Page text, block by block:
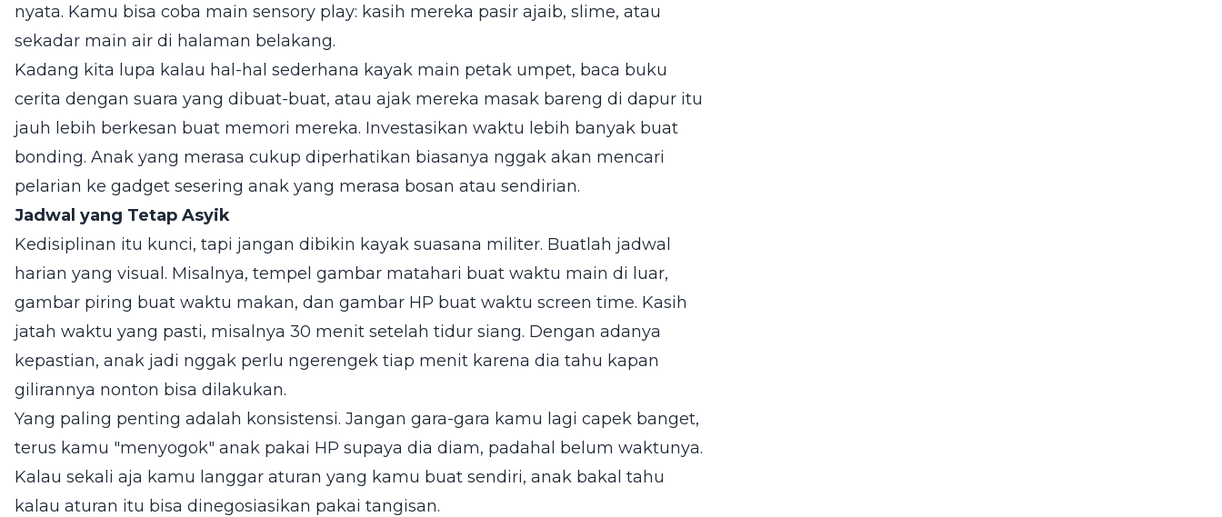
nyata. Kamu bisa coba main sensory play: kasih mereka pasir ajaib, slime, atau
sekadar main air di halaman belakang.
Kadang kita lupa kalau hal-hal sederhana kayak main petak umpet, baca buku
cerita dengan suara yang dibuat-buat, atau ajak mereka masak bareng di dapur itu
jauh lebih berkesan buat memori mereka. Investasikan waktu lebih banyak buat
bonding. Anak yang merasa cukup diperhatikan biasanya nggak akan mencari
pelarian ke gadget sesering anak yang merasa bosan atau sendirian.
Jadwal yang Tetap Asyik
Kedisiplinan itu kunci, tapi jangan dibikin kayak suasana militer. Buatlah jadwal
harian yang visual. Misalnya, tempel gambar matahari buat waktu main di luar,
gambar piring buat waktu makan, dan gambar HP buat waktu screen time. Kasih
jatah waktu yang pasti, misalnya 30 menit setelah tidur siang. Dengan adanya
kepastian, anak jadi nggak perlu ngerengek tiap menit karena dia tahu kapan
gilirannya nonton bisa dilakukan.
Yang paling penting adalah konsistensi. Jangan gara-gara kamu lagi capek banget,
terus kamu "menyogok" anak pakai HP supaya dia diam, padahal belum waktunya.
Kalau sekali aja kamu langgar aturan yang kamu buat sendiri, anak bakal tahu
kalau aturan itu bisa dinegosiasikan pakai tangisan.